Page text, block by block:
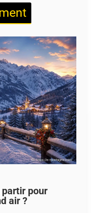
partir pour
air ?